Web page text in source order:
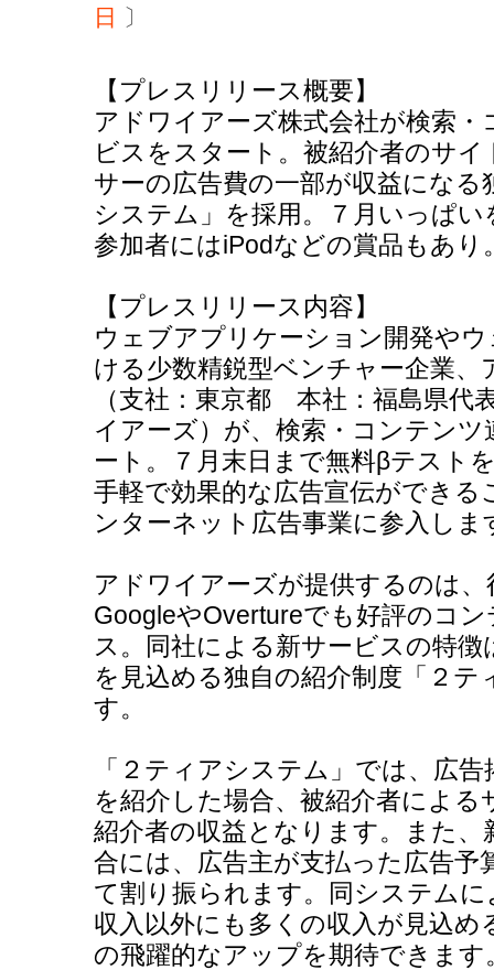
日
〕
【プレスリリース概要】
アドワイアーズ株式会社が検索
ビスをスタート。被紹介者のサ
サーの広告費の一部が収益になる
システム」を採用。７月いっぱ
参加者にはiPodなどの賞品もあり
【プレスリリース内容】
ウェブアプリケーション開発や
ける少数精鋭型ベンチャー企業、
（支社：東京都 本社：福島県
イアーズ）が、検索・コンテン
ート。７月末日まで無料βテスト
手軽で効果的な広告宣伝ができ
ンターネット広告事業に参入しま
アドワイアーズが提供するのは
GoogleやOvertureでも好評のコ
ス。同社による新サービスの特
を見込める独自の紹介制度「２
す。
「２ティアシステム」では、広
を紹介した場合、被紹介者によ
紹介者の収益となります。また
合には、広告主が支払った広告予
て割り振られます。同システム
収入以外にも多くの収入が見込め
の飛躍的なアップを期待できます